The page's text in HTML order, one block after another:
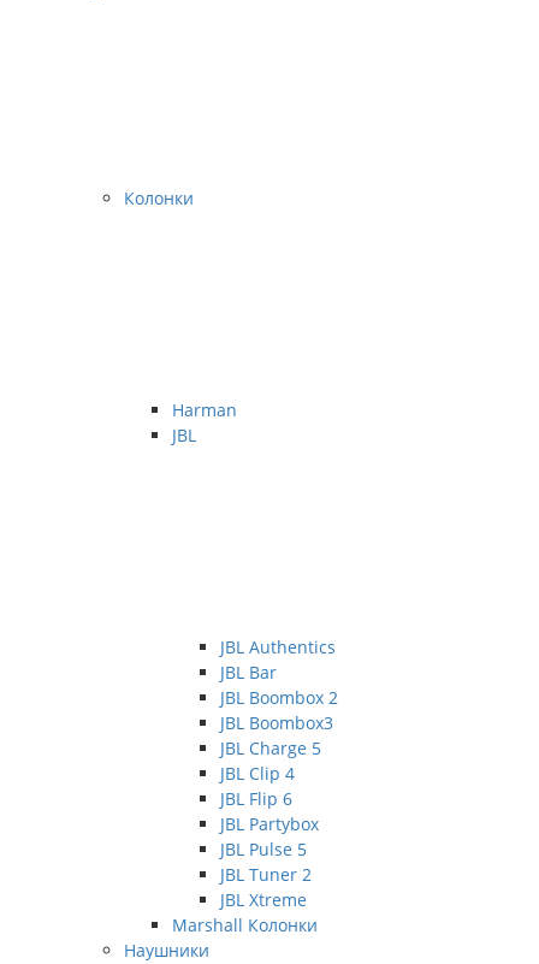
Колонки
Harman
JBL
JBL Authentics
JBL Bar
JBL Boombox 2
JBL Boombox3
JBL Charge 5
JBL Clip 4
JBL Flip 6
JBL Partybox
JBL Pulse 5
JBL Tuner 2
JBL Xtreme
Marshall Колонки
Наушники